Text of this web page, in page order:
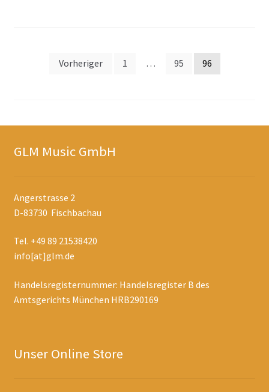
Seitennummerierung
Vorheriger 1 … 95 96
GLM Music GmbH
Angerstrasse 2
D-83730 Fischbachau
Tel. +49 89 21538420
info[at]glm.de
Handelsregisternummer: Handelsregister B des
Amtsgerichts München HRB290169
Unser Online Store